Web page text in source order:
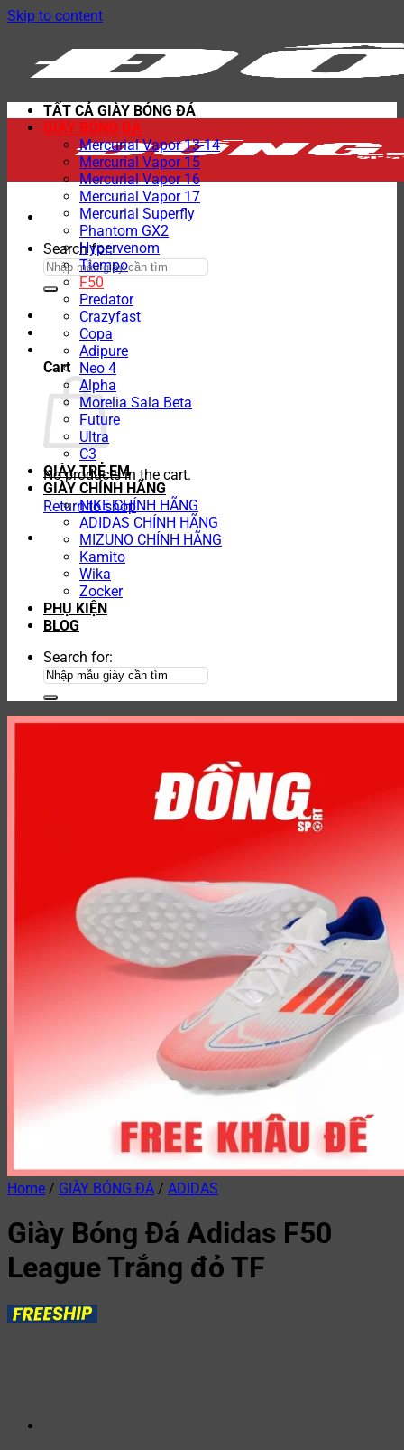
Skip to content
Search for:
Cart
No products in the cart.
Return to shop
TẤT CẢ GIÀY BÓNG ĐÁ
GIÀY BÓNG ĐÁ
Mercurial Vapor 13-14
Mercurial Vapor 15
Mercurial Vapor 16
Mercurial Vapor 17
Mercurial Superfly
Phantom GX2
Hypervenom
Tiempo
F50
Predator
Crazyfast
Copa
Adipure
Neo 4
Alpha
Morelia Sala Beta
Future
Ultra
C3
GIÀY TRẺ EM
GIÀY CHÍNH HÃNG
NIKE CHÍNH HÃNG
ADIDAS CHÍNH HÃNG
MIZUNO CHÍNH HÃNG
Kamito
Wika
Zocker
PHỤ KIỆN
BLOG
Search for:
Home / GIÀY BÓNG ĐÁ / ADIDAS
Giày Bóng Đá Adidas F50
League Trắng đỏ TF